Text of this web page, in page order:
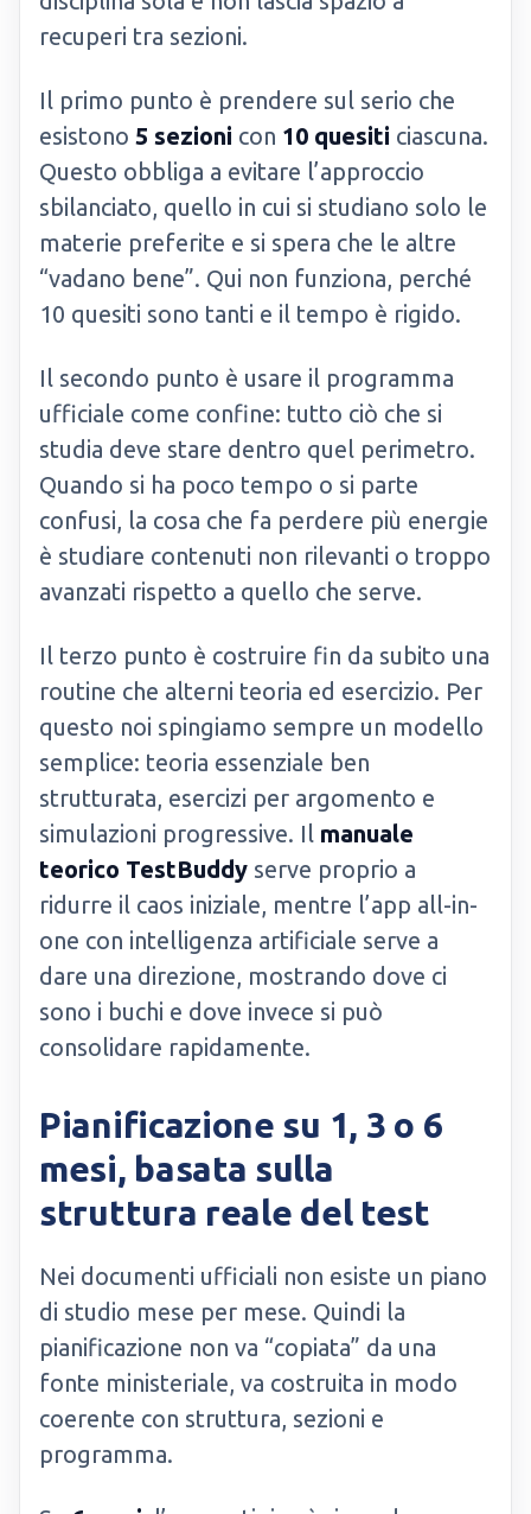
recuperi tra sezioni.
Il primo punto è prendere sul serio che
esistono 5 sezioni con 10 quesiti ciascuna.
Questo obbliga a evitare l’approccio
sbilanciato, quello in cui si studiano solo le
materie preferite e si spera che le altre
“vadano bene”. Qui non funziona, perché
10 quesiti sono tanti e il tempo è rigido.
Il secondo punto è usare il programma
ufficiale come confine: tutto ciò che si
studia deve stare dentro quel perimetro.
Quando si ha poco tempo o si parte
confusi, la cosa che fa perdere più energie
è studiare contenuti non rilevanti o troppo
avanzati rispetto a quello che serve.
Il terzo punto è costruire fin da subito una
routine che alterni teoria ed esercizio. Per
questo noi spingiamo sempre un modello
semplice: teoria essenziale ben
strutturata, esercizi per argomento e
simulazioni progressive. Il manuale
teorico TestBuddy serve proprio a
ridurre il caos iniziale, mentre l’app all-in-
one con intelligenza artificiale serve a
dare una direzione, mostrando dove ci
sono i buchi e dove invece si può
consolidare rapidamente.
Pianificazione su 1, 3 o 6
mesi, basata sulla
struttura reale del test
Nei documenti ufficiali non esiste un piano
di studio mese per mese. Quindi la
pianificazione non va “copiata” da una
fonte ministeriale, va costruita in modo
coerente con struttura, sezioni e
programma.